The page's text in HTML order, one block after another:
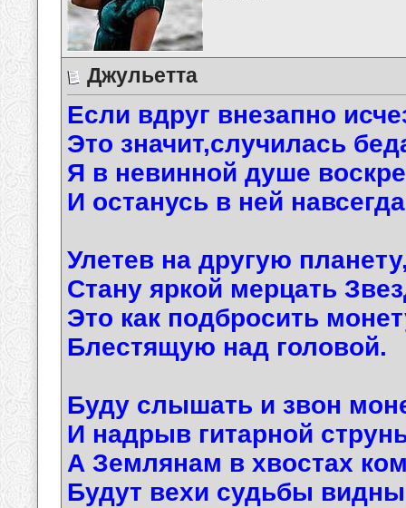
Джульетта
Если вдруг внезапно
Это значит,случилась
Я в невинной душе
И останусь в ней
Улетев на другую
Стану яркой мерцать
Это как подбросить
Блестящую над головой.
Буду слышать и звон
И надрыв гитарной
А Землянам в хвостах
Будут вехи судьбы